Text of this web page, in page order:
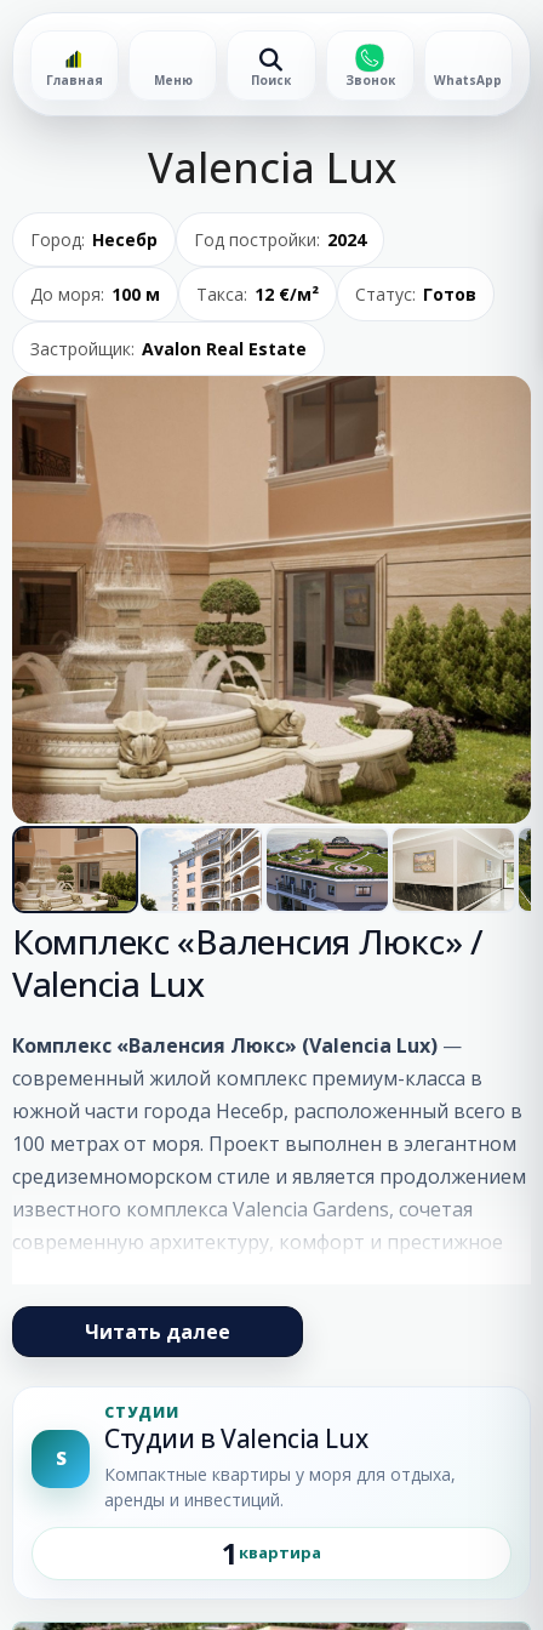
Главная Меню Поиск Звонок WhatsApp
Valencia Lux
Город: Несебр Год постройки: 2024
До моря: 100 м Такса: 12 €/м² Статус: Готов
Застройщик: Avalon Real Estate
Комплекс «Валенсия Люкс» /
Valencia Lux
Комплекс «Валенсия Люкс» (Valencia Lux) —
современный жилой комплекс премиум-класса в
южной части города Несебр, расположенный всего в
100 метрах от моря. Проект выполнен в элегантном
средиземноморском стиле и является продолжением
известного комплекса Valencia Gardens, сочетая
современную архитектуру, комфорт и престижное
Valencia Lux представляет собой шестиэтажное
здание с роскошно оформленными фасадами и
современными общими частями. При строительстве
используются высококачественные материалы в
соответствии с европейскими стандартами.
Комплекс предлагает просторные и светлые
апартаменты с двумя и тремя спальнями, большими
террасами и панорамными видами на море.
Инфраструктура комплекса Valencia
Читать далее
S
СТУДИИ
Студии в Valencia Lux
Компактные квартиры у моря для отдыха,
аренды и инвестиций.
1 квартира